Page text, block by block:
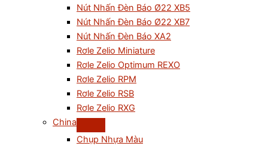
Nút Nhấn Đèn Báo Ø22 XB5
Nút Nhấn Đèn Báo Ø22 XB7
Nút Nhấn Đèn Báo XA2
Rơle Zelio Miniature
Rơle Zelio Optimum REXO
Rơle Zelio RPM
Rơle Zelio RSB
Rơle Zelio RXG
China
Chụp Nhựa Màu